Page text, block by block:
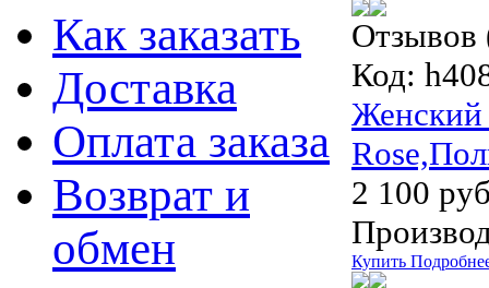
Отзывов
Код:
Женский
2 100
Купить
Как заказать
Доставка
Оплата заказа
Возврат и
обмен